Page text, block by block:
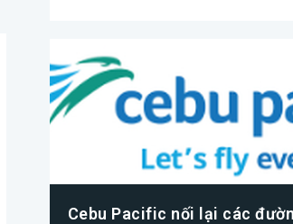
Cebu Pacific nối lại các